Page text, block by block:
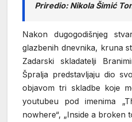
Priredio: Nikola Šimić
Nakon dugogodišnjeg
glazbenih dnevnika, kruna
Zadarski skladatelji
Špralja predstavljaju dio
objavom tri skladbe koje
youtubeu pod imenima
nowhere“, „Inside a broken